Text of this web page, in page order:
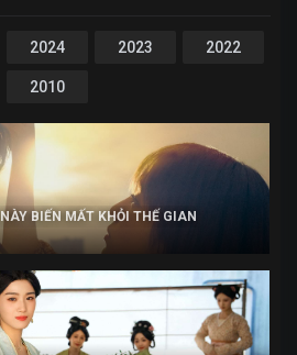
2024 2023 2022
2010
BIẾN MẤT KHỎI THẾ GIAN